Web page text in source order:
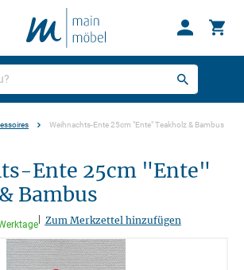
Weihnachts-Ente 25cm "Ente" Teakholz & Bambus
Ente 25cm "Ente"
Bambus
Zum Merkzettel hinzufügen